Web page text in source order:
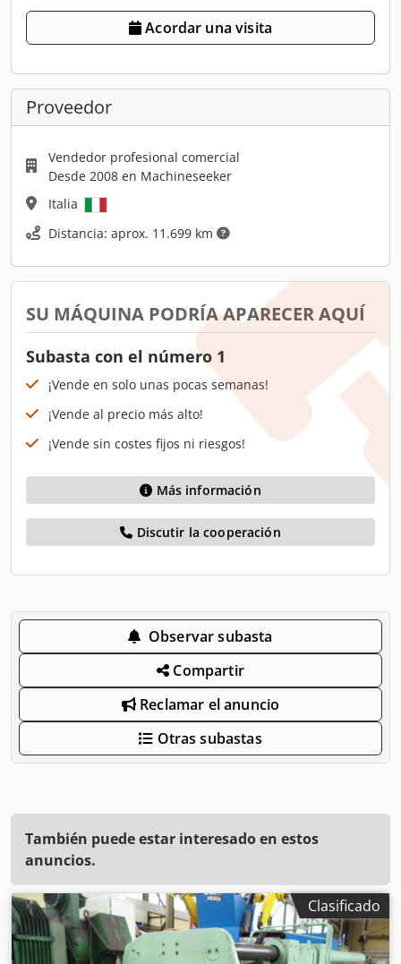
Acordar una visita
Proveedor
Vendedor profesional comercial
Desde 2008 en Machineseeker
Italia
Distancia: aprox. 11.699 km
SU MÁQUINA PODRÍA APARECER AQUÍ
Subasta con el número 1
¡Vende en solo unas pocas semanas!
¡Vende al precio más alto!
¡Vende sin costes fijos ni riesgos!
Más información
Discutir la cooperación
Observar subasta
Compartir
Reclamar el anuncio
Otras subastas
También puede estar interesado en estos
anuncios.
Clasificado